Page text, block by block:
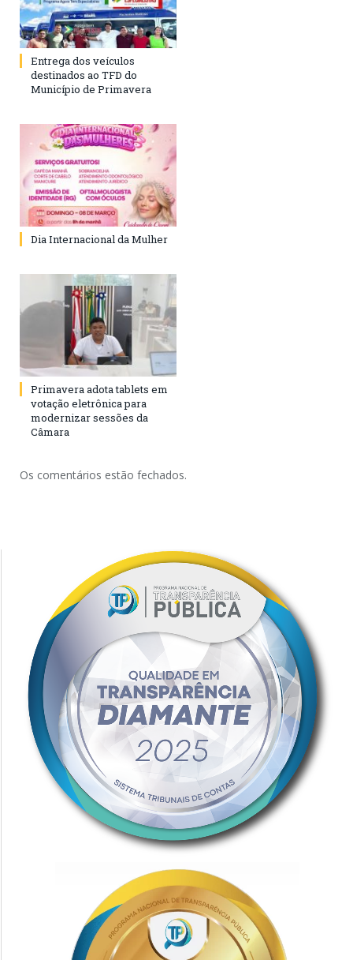
Entrega dos veículos
destinados ao TFD do
Município de Primavera
Dia Internacional da Mulher
Primavera adota tablets em
votação eletrônica para
modernizar sessões da
Câmara
Os comentários estão fechados.